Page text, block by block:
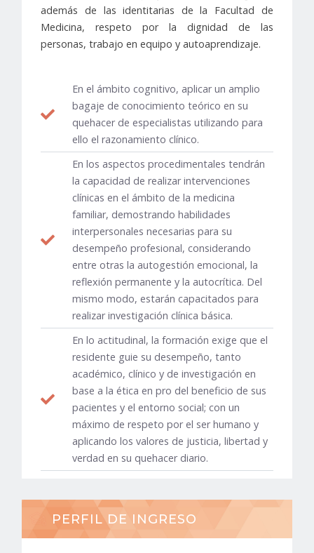
además de las identitarias de la Facultad de
Medicina, respeto por la dignidad de las
personas, trabajo en equipo y autoaprendizaje.
En el ámbito cognitivo, aplicar un amplio
bagaje de conocimiento teórico en su
quehacer de especialistas utilizando para
ello el razonamiento clínico.
En los aspectos procedimentales tendrán
la capacidad de realizar intervenciones
clínicas en el ámbito de la medicina
familiar, demostrando habilidades
interpersonales necesarias para su
desempeño profesional, considerando
entre otras la autogestión emocional, la
reflexión permanente y la autocrítica. Del
mismo modo, estarán capacitados para
realizar investigación clínica básica.
En lo actitudinal, la formación exige que el
residente guie su desempeño, tanto
académico, clínico y de investigación en
base a la ética en pro del beneficio de sus
pacientes y el entorno social; con un
máximo de respeto por el ser humano y
aplicando los valores de justicia, libertad y
verdad en su quehacer diario.
PERFIL DE INGRESO